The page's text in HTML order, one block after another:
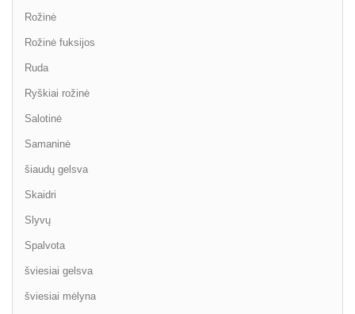
Rožinė
Rožinė fuksijos
Ruda
Ryškiai rožinė
Salotinė
Samaninė
šiaudų gelsva
Skaidri
Slyvų
Spalvota
šviesiai gelsva
šviesiai mėlyna